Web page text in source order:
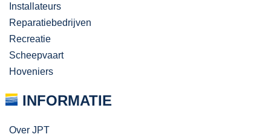
Installateurs
Reparatiebedrijven
Recreatie
Scheepvaart
Hoveniers
INFORMATIE
Over JPT